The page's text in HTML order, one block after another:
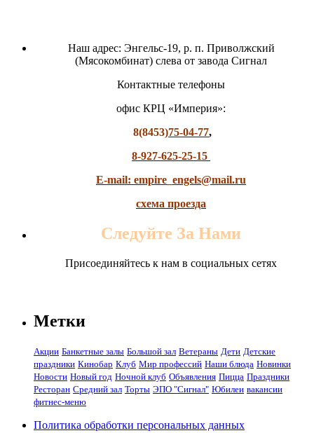
Наш адрес: Энгельс-19, р. п. Приволжский
(Мясокомбинат) слева от завода Сигнал
Контактные телефоны
офис КРЦ «Империя»:
8(8453)75-04-77,
8-927-625-25-15
E-mail: empire_engels@mail.ru
схема проезда
Следуйте За Нами
Присоединяйтесь к нам в социальных сетях
Метки
Акции Банкетные залы Большой зал Ветераны Дети Детские
праздники Кинобар Клуб Мир профессий Наши блюда Новинки
Новости Новый год Ночной клуб Объявления Пицца Праздники
Ресторан Средний зал Торты ЭПО "Сигнал" Юбилеи вакансии
фитнес-меню
Политика обработки персональных данных